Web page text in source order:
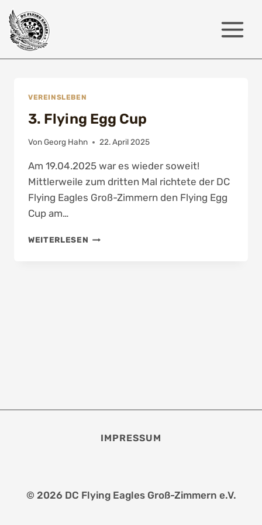
Zum
Inhalt
springen
VEREINSLEBEN
3. Flying Egg Cup
VonGeorg Hahn 22. April 2025
Am 19.04.2025 war es wieder soweit!
Mittlerweile zum dritten Mal richtete der DC
Flying Eagles Groß-Zimmern den Flying Egg
Cup am…
WEITERLESEN 3.
IMPRESSUM
© 2026 DC Flying Eagles Groß-Zimmern e.V.